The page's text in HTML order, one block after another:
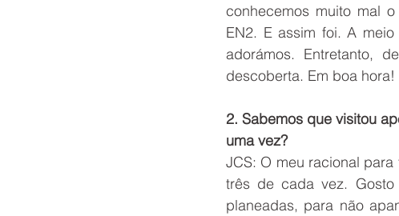
conhecemos muito mal
EN2. E assim foi. A
adorámos. Entretanto,
descoberta. Em boa hora!
2. Sabemos que visitou
uma vez?
JCS: O meu racional
três de cada vez.
planeadas, para não